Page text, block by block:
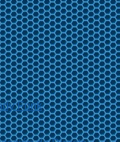
Funk